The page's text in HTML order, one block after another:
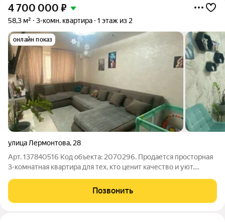
4 700 000 ₽
58,3 м² 3-комн. квартира 1 этаж из 2
онлайн показ
улица Лермонтова, 28
Арт. 137840516 Код объекта: 2070296. Продается просторная
3-комнатная квартира для тех, кто ценит качество и уют.
Главные преимущества
Позвонить